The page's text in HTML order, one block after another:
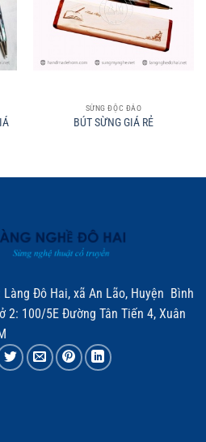
SỪNG ĐỘC ĐÁO
BÚT SỪNG GIÁ RẺ
Làng Đô Hai, xã An Lão, Huyện Bình
2: 100/5E Đường Tân Tiến 4, Xuân